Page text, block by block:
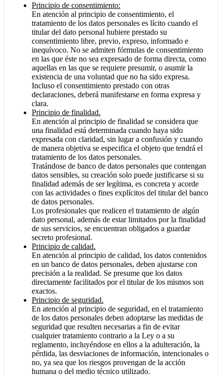
Principio de consentimiento:
En atención al principio de consentimiento, el
tratamiento de los datos personales es lícito cuando el
titular del dato personal hubiere prestado su
consentimiento libre, previo, expreso, informado e
inequívoco. No se admiten fórmulas de consentimiento
en las que éste no sea expresado de forma directa, como
aquellas en las que se requiere presumir, o asumir la
existencia de una voluntad que no ha sido expresa.
Incluso el consentimiento prestado con otras
declaraciones, deberá manifestarse en forma expresa y
clara.
Principio de finalidad.
En atención al principio de finalidad se considera que
una finalidad está determinada cuando haya sido
expresada con claridad, sin lugar a confusión y cuando
de manera objetiva se especifica el objeto que tendrá el
tratamiento de los datos personales.
Tratándose de banco de datos personales que contengan
datos sensibles, su creación solo puede justificarse si su
finalidad además de ser legítima, es concreta y acorde
con las actividades o fines explícitos del titular del banco
de datos personales.
Los profesionales que realicen el tratamiento de algún
dato personal, además de estar limitados por la finalidad
de sus servicios, se encuentran obligados a guardar
secreto profesional.
Principio de calidad.
En atención al principio de calidad, los datos contenidos
en un banco de datos personales, deben ajustarse con
precisión a la realidad. Se presume que los datos
directamente facilitados por el titular de los mismos son
exactos.
Principio de seguridad.
En atención al principio de seguridad, en el tratamiento
de los datos personales deben adoptarse las medidas de
seguridad que resulten necesarias a fin de evitar
cualquier tratamiento contrario a la Ley o a su
reglamento, incluyéndose en ellos a la adulteración, la
pérdida, las desviaciones de información, intencionales o
no, ya sea que los riesgos provengan de la acción
humana o del medio técnico utilizado.